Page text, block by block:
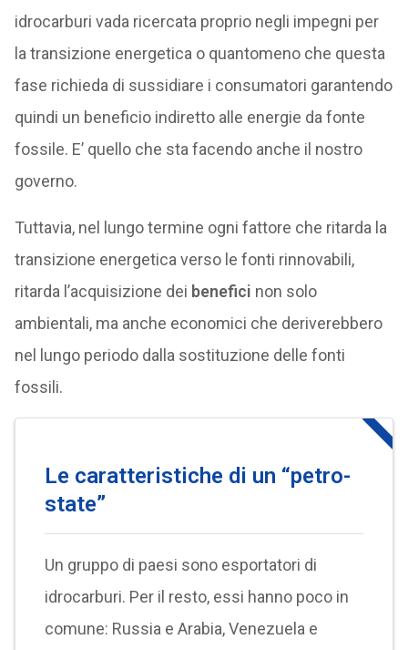
idrocarburi vada ricercata proprio negli impegni per
la transizione energetica o quantomeno che questa
fase richieda di sussidiare i consumatori garantendo
quindi un beneficio indiretto alle energie da fonte
fossile. E’ quello che sta facendo anche il nostro
governo.
Tuttavia, nel lungo termine ogni fattore che ritarda la
transizione energetica verso le fonti rinnovabili,
ritarda l’acquisizione dei benefici non solo
ambientali, ma anche economici che deriverebbero
nel lungo periodo dalla sostituzione delle fonti
fossili.
Le caratteristiche di un “petro-
state”
Un gruppo di paesi sono esportatori di
idrocarburi. Per il resto, essi hanno poco in
comune: Russia e Arabia, Venezuela e